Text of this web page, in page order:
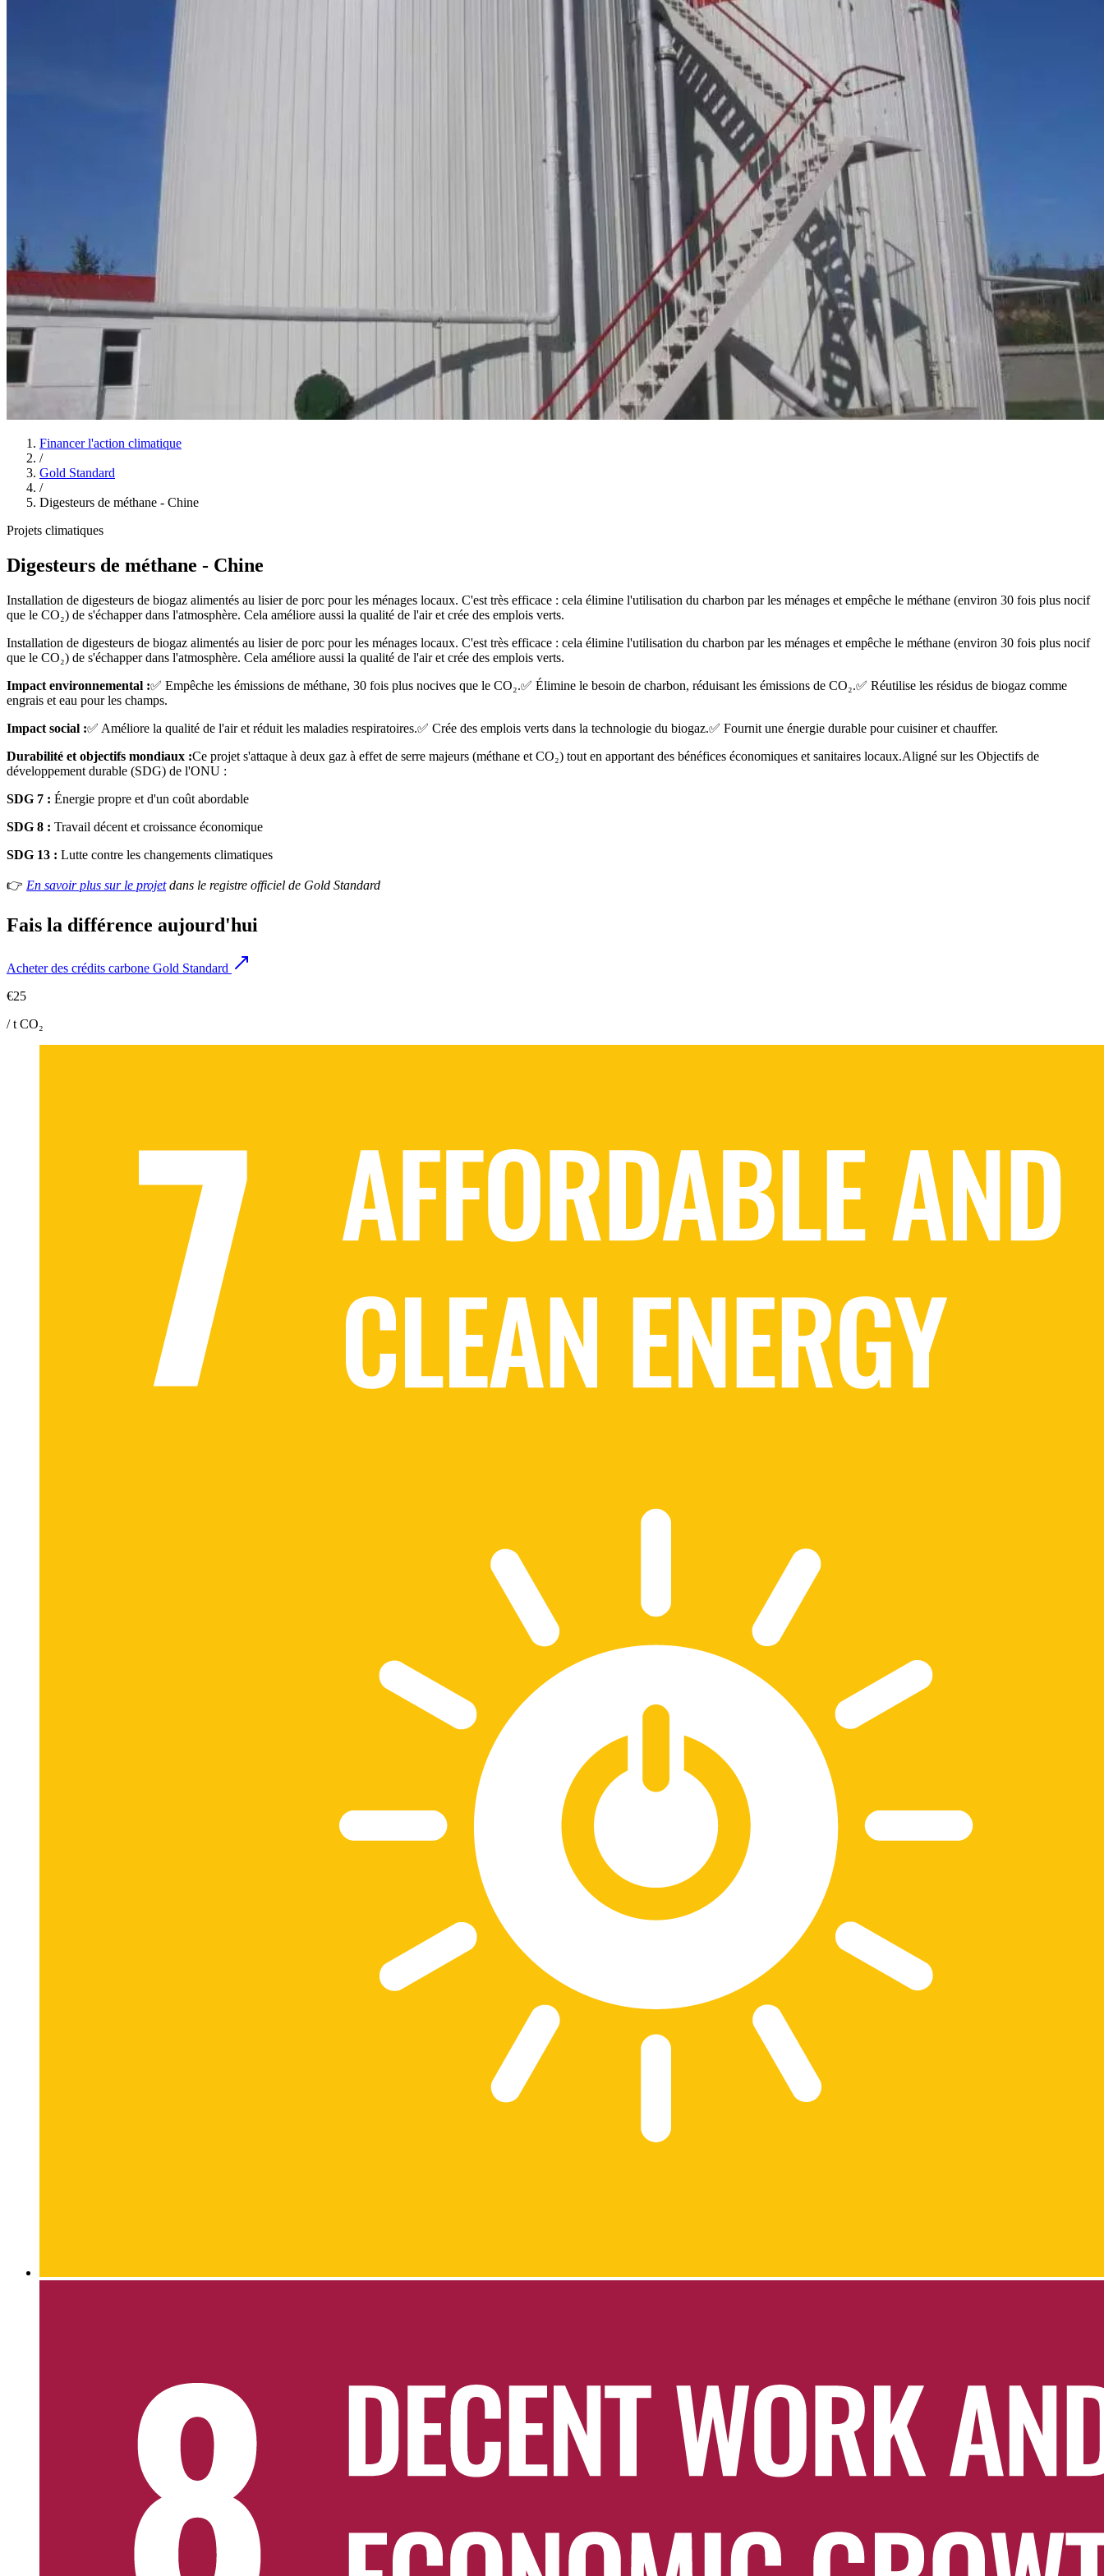
Financer l'action climatique
/
Gold Standard
/
Digesteurs de méthane - Chine
Projets climatiques
Digesteurs de méthane - Chine
Installation de digesteurs de biogaz alimentés au lisier de porc pour les ménages locaux. C'est très efficace : cela élimine l'utilisation du charbon par les ménages et empêche le méthane (environ 30 fois plus nocif
que le CO₂) de s'échapper dans l'atmosphère. Cela améliore aussi la qualité de l'air et crée des emplois verts.
Installation de digesteurs de biogaz alimentés au lisier de porc pour les ménages locaux. C'est très efficace : cela élimine l'utilisation du charbon par les ménages et empêche le méthane (environ 30 fois plus nocif
que le CO₂) de s'échapper dans l'atmosphère. Cela améliore aussi la qualité de l'air et crée des emplois verts.
Impact environnemental :✅ Empêche les émissions de méthane, 30 fois plus nocives que le CO₂.✅ Élimine le besoin de charbon, réduisant les émissions de CO₂.✅ Réutilise les résidus de biogaz comme
engrais et eau pour les champs.
Impact social :✅ Améliore la qualité de l'air et réduit les maladies respiratoires.✅ Crée des emplois verts dans la technologie du biogaz.✅ Fournit une énergie durable pour cuisiner et chauffer.
Durabilité et objectifs mondiaux :Ce projet s'attaque à deux gaz à effet de serre majeurs (méthane et CO₂) tout en apportant des bénéfices économiques et sanitaires locaux.Aligné sur les Objectifs de
développement durable (SDG) de l'ONU :
SDG 7 : Énergie propre et d'un coût abordable
SDG 8 : Travail décent et croissance économique
SDG 13 : Lutte contre les changements climatiques
👉 En savoir plus sur le projet dans le registre officiel de Gold Standard
Fais la différence aujourd'hui
Acheter des crédits carbone Gold Standard
€25
/ t CO₂